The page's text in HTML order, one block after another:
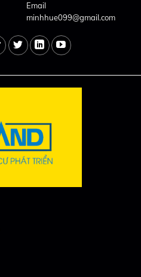
Email
minhhue099@gmail.com